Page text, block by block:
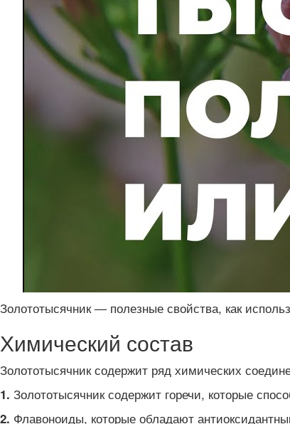
Золототысячник — полезные свойства, как
Химический состав
Золототысячник содержит ряд химических
1. Золототысячник содержит горечи, которые
2. Флавоноиды, которые обладают